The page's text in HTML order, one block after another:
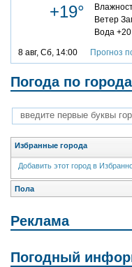
+19°
Ветер
Вода +20
8 авг, Сб, 14:00 Прогноз
Погода по
Избранные города
Добавить этот город в
Пола
Реклама
Погодный